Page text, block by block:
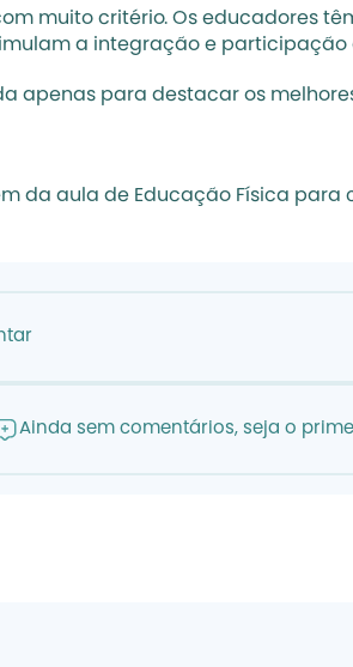
muito critério. Os educadores
a integração e participação
apenas para destacar os
da aula de Educação Física
Ainda sem comentários, seja o